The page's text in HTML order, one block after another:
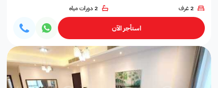
2 غرف 2 دورات مياه
استأجر الآن